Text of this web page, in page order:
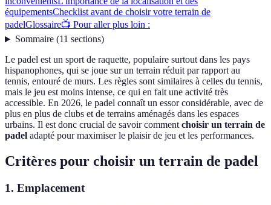
équipementsChecklist avant de choisir votre terrain de
padelGlossaire📺 Pour aller plus loin :
Sommaire(11 sections)
Le padel est un sport de raquette, populaire surtout dans les pays
hispanophones, qui se joue sur un terrain réduit par rapport au
tennis, entouré de murs. Les règles sont similaires à celles du tennis,
mais le jeu est moins intense, ce qui en fait une activité très
accessible. En 2026, le padel connaît un essor considérable, avec de
plus en plus de clubs et de terrains aménagés dans les espaces
urbains. Il est donc crucial de savoir commentchoisir un terrain de
padel adapté pour maximiser le plaisir de jeu et les performances.
Critères pour choisir un terrain de padel
1. Emplacement